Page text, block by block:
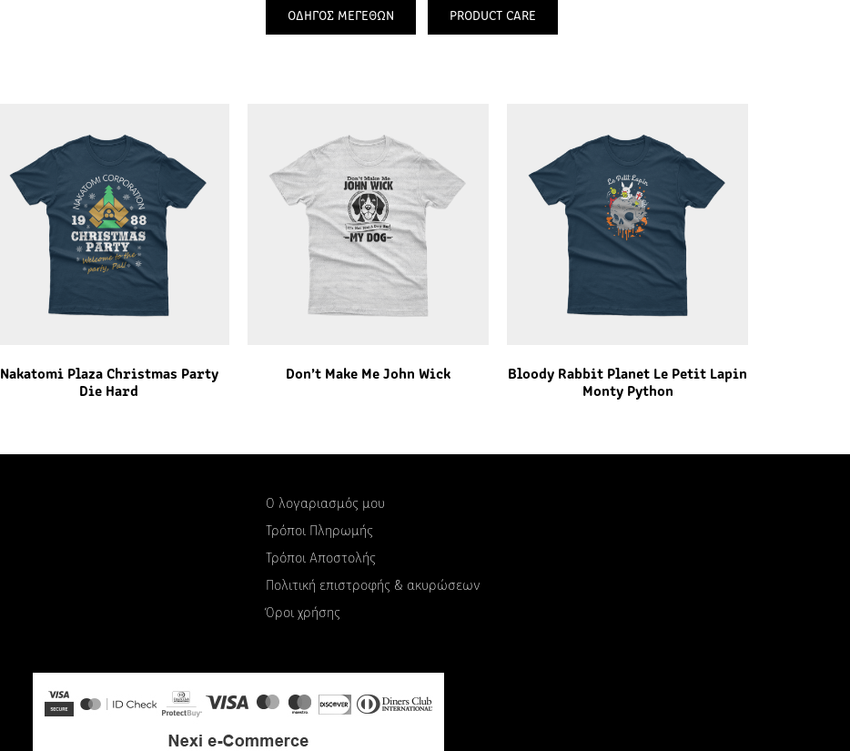
ΟΔΗΓΟΣ ΜΕΓΕΘΩΝ PRODUCT CARE
Nakatomi Plaza Christmas Party
Die Hard
Don’t Make Me John Wick
Bloody Rabbit Planet Le Petit Lapin
Monty Python
Ο λογαριασμός μου
Τρόποι Πληρωμής
Τρόποι Αποστολής
Πολιτική επιστροφής & ακυρώσεων
Όροι χρήσης